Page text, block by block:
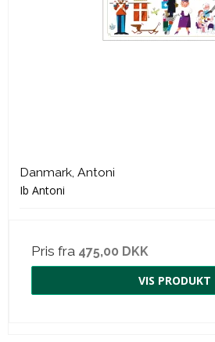
Danmark, Antoni
Ib Antoni
Pris fra 475,00 DKK
VIS PRODUKT